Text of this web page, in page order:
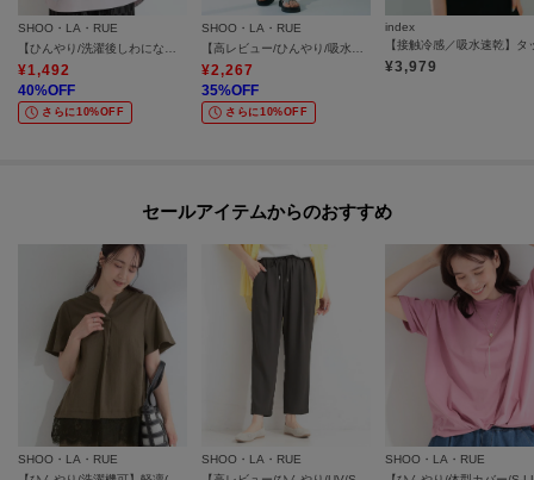
SHOO・LA・RUE
¥1,492
40%OFF
さらに10%OFF
SHOO・LA・RUE
¥2,267
35%OFF
さらに10%OFF
index
¥3,979
セールアイテムからのおすすめ
SHOO・LA・RUE
SHOO・LA・RUE
SHOO・LA・RUE